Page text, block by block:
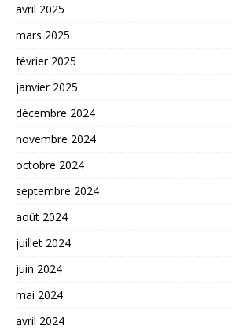
avril 2025
mars 2025
février 2025
janvier 2025
décembre 2024
novembre 2024
octobre 2024
septembre 2024
août 2024
juillet 2024
juin 2024
mai 2024
avril 2024